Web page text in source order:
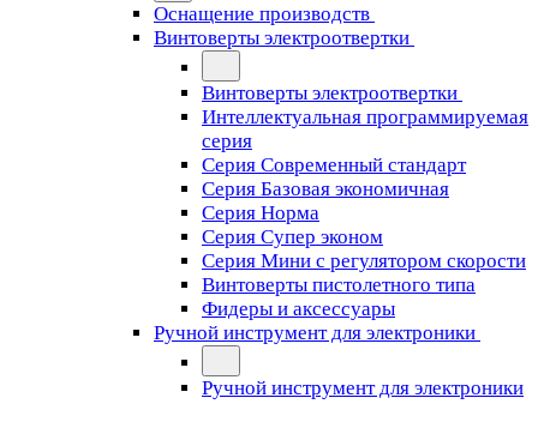
Оснащение производств
Винтоверты электроотвертки
Винтоверты электроотвертки
Интеллектуальная программируемая
серия
Серия Современный стандарт
Серия Базовая экономичная
Серия Норма
Серия Cупер эконом
Серия Мини с регулятором скорости
Винтоверты пистолетного типа
Фидеры и аксессуары
Ручной инструмент для электроники
Ручной инструмент для электроники